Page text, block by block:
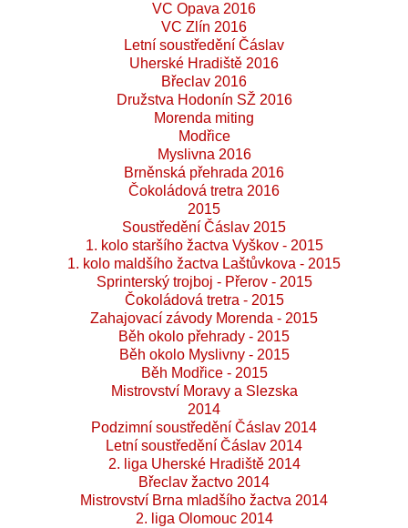
VC Opava 2016
VC Zlín 2016
Letní soustředění Čáslav
Uherské Hradiště 2016
Břeclav 2016
Družstva Hodonín SŽ 2016
Morenda miting
Modřice
Myslivna 2016
Brněnská přehrada 2016
Čokoládová tretra 2016
2015
Soustředění Čáslav 2015
1. kolo staršího žactva Vyškov - 2015
1. kolo maldšího žactva Laštůvkova - 2015
Sprinterský trojboj - Přerov - 2015
Čokoládová tretra - 2015
Zahajovací závody Morenda - 2015
Běh okolo přehrady - 2015
Běh okolo Myslivny - 2015
Běh Modřice - 2015
Mistrovství Moravy a Slezska
2014
Podzimní soustředění Čáslav 2014
Letní soustředění Čáslav 2014
2. liga Uherské Hradiště 2014
Břeclav žactvo 2014
Mistrovství Brna mladšího žactva 2014
2. liga Olomouc 2014